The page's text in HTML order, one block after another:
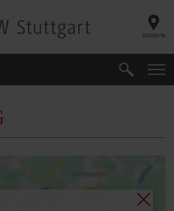
Standorte
Suche